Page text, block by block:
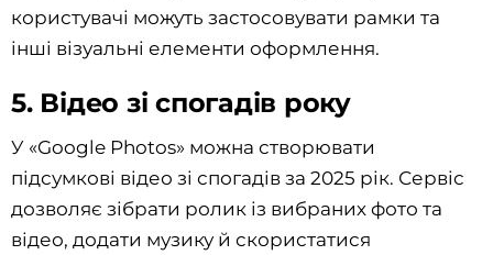
користувачі можуть застосовувати рамки та
інші візуальні елементи оформлення.
5. Відео зі спогадів року
У «Google Photos» можна створювати
підсумкові відео зі спогадів за 2025 рік. Сервіс
дозволяє зібрати ролик із вибраних фото та
відео, додати музику й скористатися